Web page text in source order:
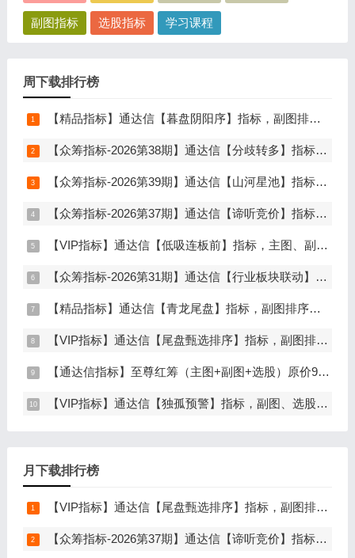
副图指标 选股指标 学习课程
周下载排行榜
【精品指标】通达信【暮盘阴阳序】指标，副图排序，尾盘选股，电脑版量化辅助工具，尾盘排序，信号全天不变，仅限电脑通达信使用
【众筹指标-2026第38期】通达信【分歧转多】指标，主图、副图、选股，首板分歧低吸二波行情，信号少，胜率高，手机电脑通达信通用
【众筹指标-2026第39期】通达信【山河星池】指标，主图、副图、选股，中短线趋势拐点与量能异动突破，信号少而精，手机电脑通达信通用
【众筹指标-2026第37期】通达信【谛听竞价】指标，副图排序、选股，原价5980元的早盘竞价指标，可回测历史数据，信号全天不变，开放源码可永久使用，手机电脑通达信通用
【VIP指标】通达信【低吸连板前】指标，主图、副图、选股，埋伏连板前的节点，信号不漂移，手机电脑通达信通用
【众筹指标-2026第31期】通达信【行业板块联动】指标，主图、选股，精准捕捉板块行情，分清龙头补涨规避回落，无未来函数，仅支持电脑通达信
【精品指标】通达信【青龙尾盘】指标，副图排序，分时主图，排序潜伏，次日套利，信号可回看，超短策略，仅限电脑通达信使用
【VIP指标】通达信【尾盘甄选排序】指标，副图排序，短线打造的尾盘战法，今买明卖超短战法，信号可回测，仅限电脑通达信使用
【通达信指标】至尊红筹（主图+副图+选股）原价9999元的全套指标
【VIP指标】通达信【独孤预警】指标，副图、选股，码力金矿独创趋势企稳预警，无未来函数，手机电脑通达信通用
月下载排行榜
【VIP指标】通达信【尾盘甄选排序】指标，副图排序，短线打造的尾盘战法，今买明卖超短战法，信号可回测，仅限电脑通达信使用
【众筹指标-2026第37期】通达信【谛听竞价】指标，副图排序、选股，原价5980元的早盘竞价指标，可回测历史数据，信号全天不变，开放源码可永久使用，手机电脑通达信通用